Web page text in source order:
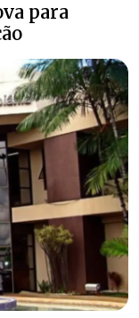
para